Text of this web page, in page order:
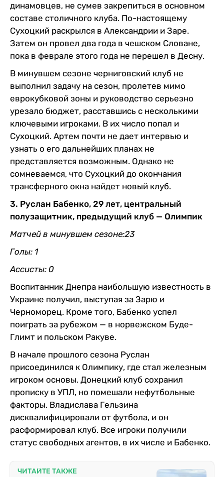
динамовцев, не сумев закрепиться в основном
составе столичного клуба. По-настоящему
Сухоцкий раскрылся в Александрии и Заре.
Затем он провел два года в чешском Словане,
пока в феврале этого года не перешел в Десну.
В минувшем сезоне черниговский клуб не
выполнил задачу на сезон, пролетев мимо
еврокубковой зоны и руководство серьезно
урезало бюджет, расставшись с несколькими
ключевыми игроками. В их число попал и
Сухоцкий. Артем почти не дает интервью и
узнать о его дальнейших планах не
представляется возможным. Однако не
сомневаемся, что Сухоцкий до окончания
трансферного окна найдет новый клуб.
3. Руслан Бабенко, 29 лет, центральный
полузащитник, предыдущий клуб — Олимпик
Матчей в минувшем сезоне:23
Голы: 1
Ассисты: 0
Воспитанник Днепра наибольшую известность в
Украине получил, выступая за Зарю и
Черноморец. Кроме того, Бабенко успел
поиграть за рубежом — в норвежском Буде-
Глимт и польском Ракуве.
В начале прошлого сезона Руслан
присоединился к Олимпику, где стал железным
игроком основы. Донецкий клуб сохранил
прописку в УПЛ, но помешали нефутбольные
факторы. Владислава Гельзина
дисквалифицировали от футбола, и он
расформировал клуб. Все игроки получили
статус свободных агентов, в их числе и Бабенко.
ЧИТАЙТЕ ТАКЖЕ